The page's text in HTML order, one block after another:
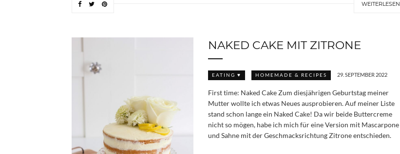
WEITERLESEN
NAKED CAKE MIT ZITRONE
EATING ♥ HOMEMADE & RECIPES 29. SEPTEMBER 2022
First time: Naked Cake Zum diesjährigen Geburtstag meiner
Mutter wollte ich etwas Neues ausprobieren. Auf meiner Liste
stand schon lange ein Naked Cake! Da wir beide Buttercreme
nicht so mögen, habe ich mich für eine Version mit Mascarpone
und Sahne mit der Geschmacksrichtung Zitrone entschieden.